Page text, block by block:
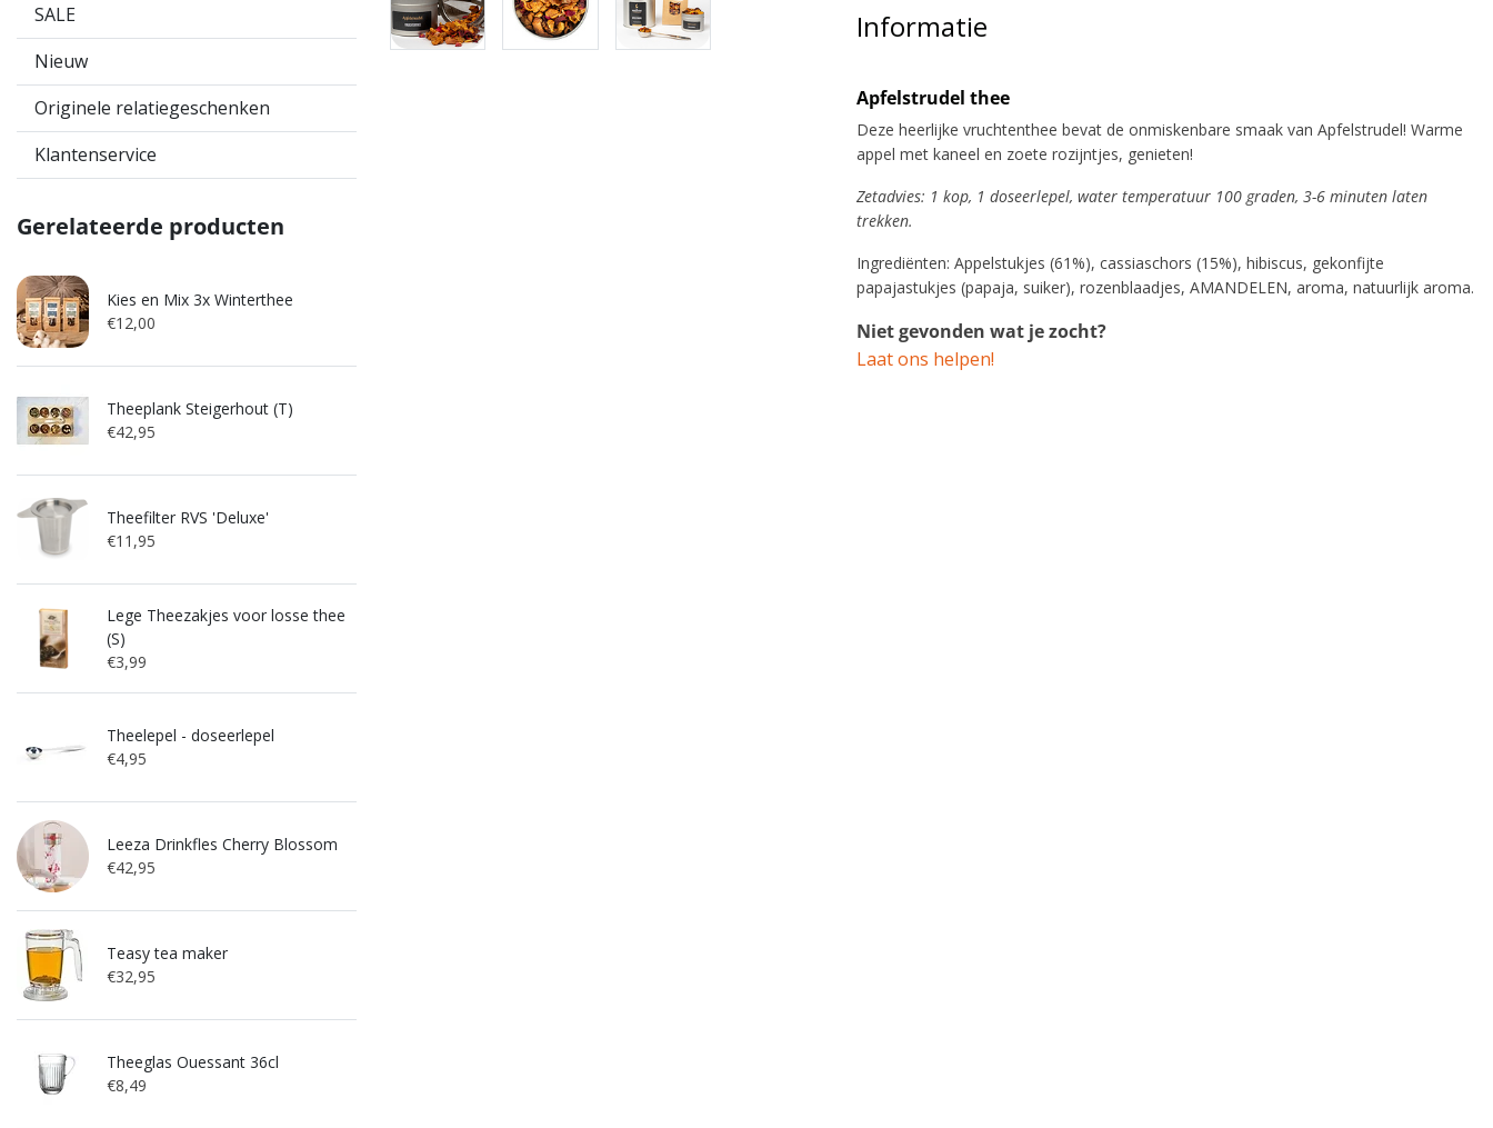
SALE
Nieuw
Originele relatiegeschenken
Klantenservice
Gerelateerde producten
Kies en Mix 3x Winterthee
€12,00
Theeplank Steigerhout (T)
€42,95
Theefilter RVS 'Deluxe'
€11,95
Lege Theezakjes voor losse thee
(S)
€3,99
Theelepel - doseerlepel
€4,95
Leeza Drinkfles Cherry Blossom
€42,95
Teasy tea maker
€32,95
Theeglas Ouessant 36cl
€8,49
Informatie
Apfelstrudel thee
Deze heerlijke vruchtenthee bevat de onmiskenbare smaak van Apfelstrudel! Warme
appel met kaneel en zoete rozijntjes, genieten!
Zetadvies: 1 kop, 1 doseerlepel, water temperatuur 100 graden, 3-6 minuten laten
trekken.
Ingrediënten: Appelstukjes (61%), cassiaschors (15%), hibiscus, gekonfijte
papajastukjes (papaja, suiker), rozenblaadjes, AMANDELEN, aroma, natuurlijk aroma.
Niet gevonden wat je zocht?
Laat ons helpen!